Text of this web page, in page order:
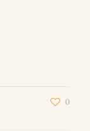
0